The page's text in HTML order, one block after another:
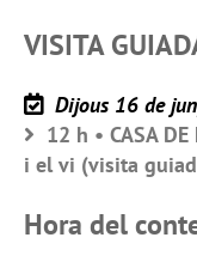
VISITA
Dijous 16 de
12 h • CASA DE
i el vi (visita
Hora del